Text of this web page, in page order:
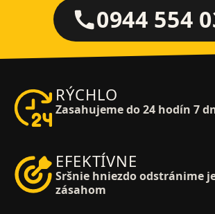
0944 554
RÝCHLO
Zasahujeme do 24 hodín 7
EFEKTÍVNE
Sršnie hniezdo odstránime
zásahom